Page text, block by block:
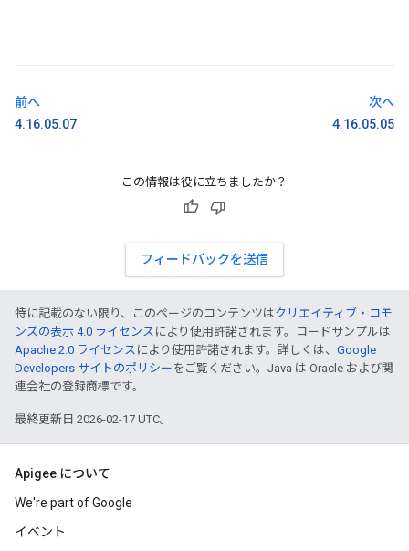
前へ
4.16.05.07
次へ
4.16.05.05
この情報は役に立ちましたか？
フィードバックを送信
特に記載のない限り、このページのコンテンツはクリエイティブ・コモ
ンズの表示 4.0 ライセンス により使用許諾されます。コードサンプルは
Apache 2.0 ライセンス により使用許諾されます。詳しくは、 Google
Developers サイトのポリシー をご覧ください。Java は Oracle および関
連会社の登録商標です。
最終更新日 2026-02-17 UTC。
Apigee について
We're part of Google
イベント